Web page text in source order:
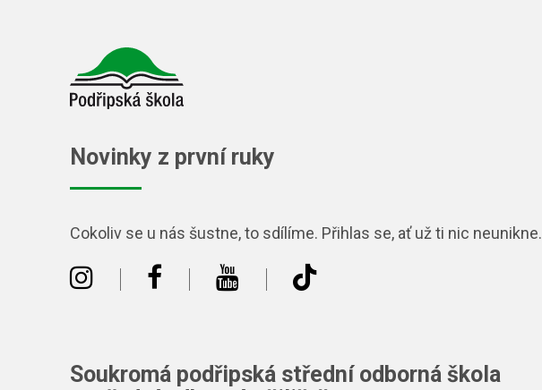
Novinky z první ruky
Cokoliv se u nás šustne, to sdílíme. Přihlas se, ať už ti nic neunikne.
| | |
Soukromá podřipská střední odborná škola